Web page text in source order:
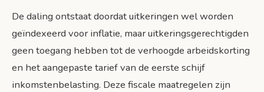
De daling ontstaat doordat uitkeringen wel worden
geïndexeerd voor inflatie, maar uitkeringsgerechtigden
geen toegang hebben tot de verhoogde arbeidskorting
en het aangepaste tarief van de eerste schijf
inkomstenbelasting. Deze fiscale maatregelen zijn